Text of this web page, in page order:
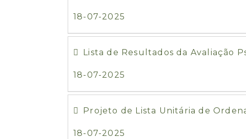
18-07-2025
Lista de Resultados da Avaliação
18-07-2025
Projeto de Lista Unitária de
18-07-2025